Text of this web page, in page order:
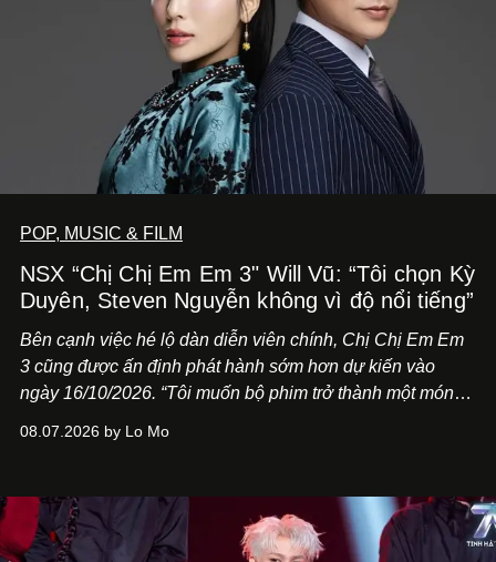
POP, MUSIC & FILM
NSX “Chị Chị Em Em 3" Will Vũ: “Tôi chọn Kỳ
Duyên, Steven Nguyễn không vì độ nổi tiếng”
Bên cạnh việc hé lộ dàn diễn viên chính, Chị Chị Em Em
3 cũng được ấn định phát hành sớm hơn dự kiến vào
ngày 16/10/2026. “Tôi muốn bộ phim trở thành một món
Việt Nam”, NSX Will Vũ cho biết.
08.07.2026 by Lo Mo